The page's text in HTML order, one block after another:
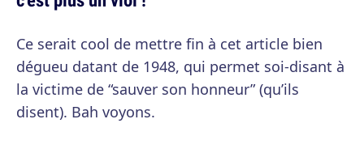
Ce serait cool de mettre fin à cet article bien
dégueu datant de 1948, qui permet soi-disant à
la victime de “sauver son honneur” (qu’ils
disent). Bah voyons.